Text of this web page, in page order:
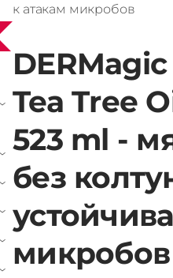
к атакам микробов
Tea Tree
523 ml -
без
микробов